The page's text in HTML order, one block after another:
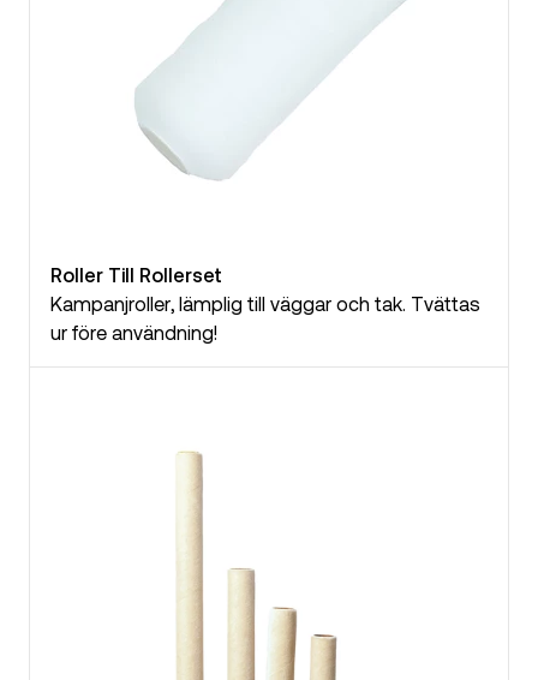
Roller Till Rollerset
Kampanjroller, lämplig till väggar och tak. Tvättas
ur före användning!